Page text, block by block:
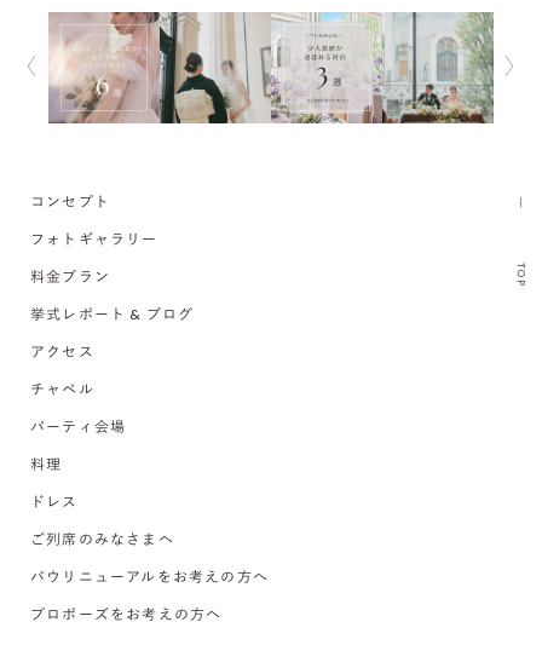
TOP
コンセプト
フォトギャラリー
料金プラン
挙式レポート & ブログ
アクセス
チャペル
パーティ会場
料理
ドレス
ご列席のみなさまへ
バウリニューアルをお考えの方へ
プロポーズをお考えの方へ